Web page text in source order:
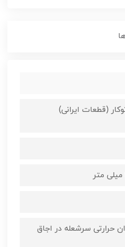
(قطعات ایرانی)
حرارتی سرشعله در اجاق